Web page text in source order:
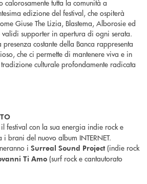
tutta la comunità a
edizione del festival, che ospiterà
Giuse The Lizia, Blastema, Alborosie ed
validi supporter in apertura di ogni serata.
presenza costante della Banca rappresenta
che ci permette di mantenere viva e in
culturale profondamente radicata
festival con la sua energia indie rock e
brani del nuovo album INTERNET.
i Surreal Sound Project (indie rock
Ti Amo (surf rock e cantautorato